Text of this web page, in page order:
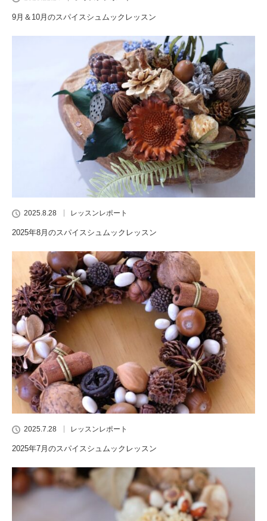
9月＆10月のスパイスシュムックレッスン
2025.8.28 レッスンレポート
2025年8月のスパイスシュムックレッスン
2025.7.28 レッスンレポート
2025年7月のスパイスシュムックレッスン